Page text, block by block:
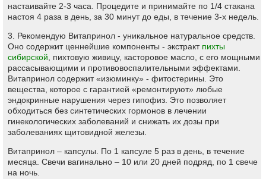
настаивайте 2-3 часа. Процедите и принимайте по 1/4 стакана
настоя 4 раза в день, за 30 минут до еды, в течение 3-х недель.
3. Рекомендую Витапринол - уникальное натуральное средств.
Оно содержит ценнейшие компоненты - экстракт пихты
сибирской , пихтовую живицу, касторовое масло, с его мощными
рассасывающими и противовоспалительными эффектами.
Витапринол содержит «изюминку» - фитостерины. Это
вещества, которое с гарантией «ремонтируют» любые
эндокринные нарушения через гипофиз. Это позволяет
обходиться без синтетических гормонов в лечении
гинекологических заболеваний и снижать их дозы при
заболеваниях щитовидной железы.
Витапринол – капсулы. По 1 капсуле 5 раз в день, в течение
месяца. Свечи вагинально – 10 или 20 дней подряд, по 1 свече
на ночь.